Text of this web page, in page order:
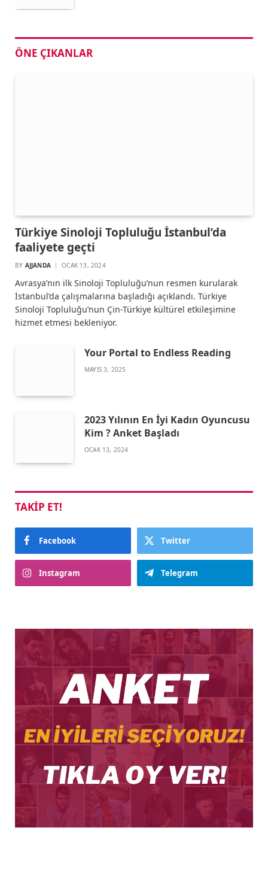
ÖNE ÇIKANLAR
Türkiye Sinoloji Topluluğu İstanbul’da
faaliyete geçti
BY AJJANDA OCAK 13, 2024
Avrasya’nın ilk Sinoloji Topluluğu’nun resmen kurularak
İstanbul’da çalışmalarına başladığı açıklandı. Türkiye
Sinoloji Topluluğu’nun Çin-Türkiye kültürel etkileşimine
hizmet etmesi bekleniyor.
Your Portal to Endless Reading
MAYIS 3, 2025
2023 Yılının En İyi Kadın Oyuncusu
Kim ? Anket Başladı
OCAK 13, 2024
TAKIP ET!
Facebook Twitter
Instagram Telegram